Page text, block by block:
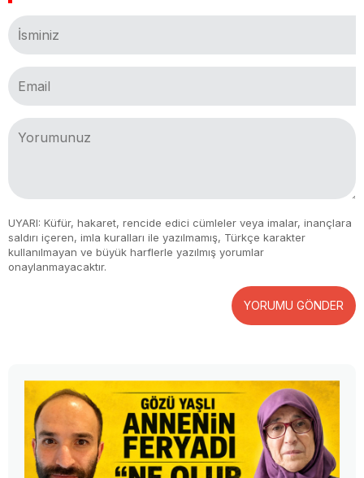
UYARI: Küfür, hakaret, rencide edici cümleler veya imalar, inançlara
saldırı içeren, imla kuralları ile yazılmamış, Türkçe karakter
kullanılmayan ve büyük harflerle yazılmış yorumlar
onaylanmayacaktır.
YORUMU GÖNDER